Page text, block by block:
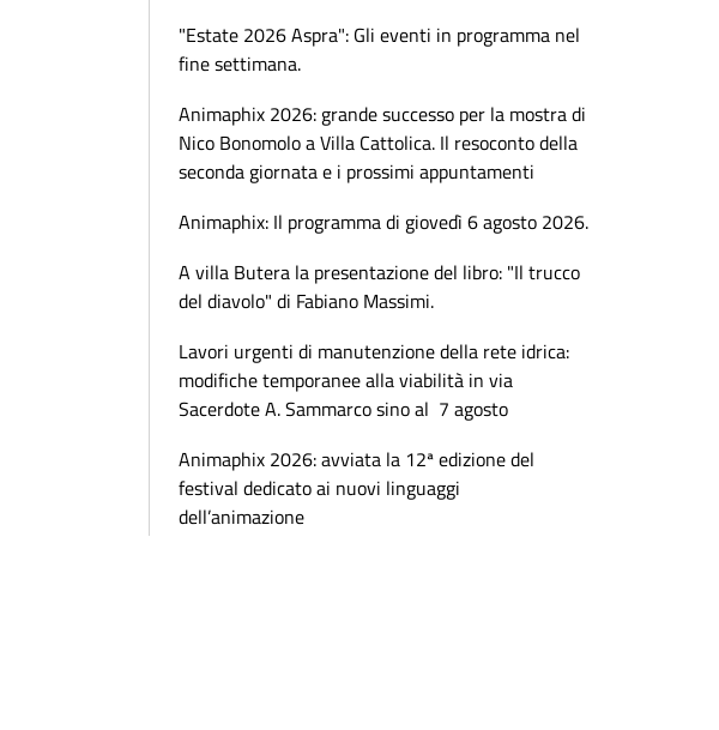
"Estate 2026 Aspra": Gli eventi in programma nel
fine settimana.
Animaphix 2026: grande successo per la mostra di
Nico Bonomolo a Villa Cattolica. Il resoconto della
seconda giornata e i prossimi appuntamenti
Animaphix: Il programma di giovedì 6 agosto 2026.
A villa Butera la presentazione del libro: "Il trucco
del diavolo" di Fabiano Massimi.
Lavori urgenti di manutenzione della rete idrica:
modifiche temporanee alla viabilità in via
Sacerdote A. Sammarco sino al 7 agosto
Animaphix 2026: avviata la 12ª edizione del
festival dedicato ai nuovi linguaggi
dell’animazione